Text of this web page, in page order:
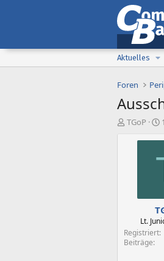
Aktuelles
Foren
E
TGoP
E
s
t
Lt.
Registriert
Beiträge